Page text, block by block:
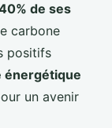
de ses
carbone
positifs
énergétique
un avenir